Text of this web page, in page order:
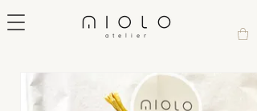
atelier